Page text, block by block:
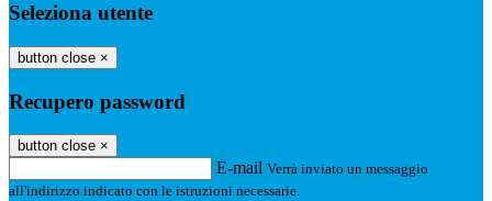
Seleziona utente
button close ×
Recupero password
button close ×
E-mail Verrà inviato un messaggio
all'indirizzo indicato con le istruzioni necessarie.